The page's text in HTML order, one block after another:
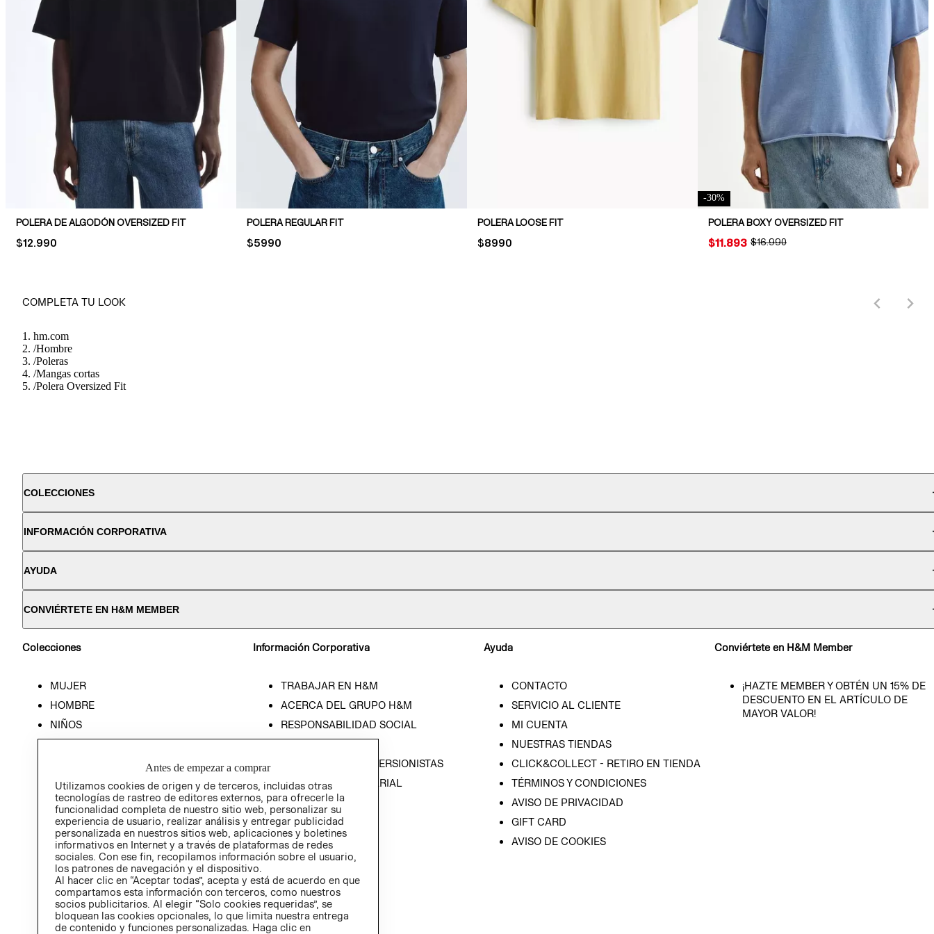
POLERA DE ALGODÓN OVERSIZED FIT
PRICE:
$12.990
POLERA REGULAR FIT
PRICE:
$5990
POLERA LOOSE FIT
PRICE:
$8990
-30%
POLERA BOXY OVERSIZED FIT
ORIGINAL PRICE:
$16.990
PRICE:
$11.893
COMPLETA TU LOOK
hm.com
/Hombre
/Poleras
/Mangas cortas
/Polera Oversized Fit
COLECCIONES
INFORMACIÓN CORPORATIVA
AYUDA
CONVIÉRTETE EN H&M MEMBER
Colecciones
MUJER
HOMBRE
NIÑOS
Información Corporativa
TRABAJAR EN H&M
ACERCA DEL GRUPO H&M
RESPONSABILIDAD SOCIAL
RELACIÓN CON INVERSIONISTAS
POLÍTICA EMPRESARIAL
Ayuda
CONTACTO
SERVICIO AL CLIENTE
MI CUENTA
NUESTRAS TIENDAS
CLICK&COLLECT - RETIRO EN TIENDA
TÉRMINOS Y CONDICIONES
AVISO DE PRIVACIDAD
GIFT CARD
AVISO DE COOKIES
Conviértete en H&M Member
¡HAZTE MEMBER Y OBTÉN UN 15% DE
DESCUENTO EN EL ARTÍCULO DE
MAYOR VALOR!
Antes de empezar a comprar
Utilizamos cookies de origen y de terceros, incluidas otras
tecnologías de rastreo de editores externos, para ofrecerle la
funcionalidad completa de nuestro sitio web, personalizar su
experiencia de usuario, realizar análisis y entregar publicidad
personalizada en nuestros sitios web, aplicaciones y boletines
informativos en Internet y a través de plataformas de redes
sociales. Con ese fin, recopilamos información sobre el usuario,
los patrones de navegación y el dispositivo.
Al hacer clic en “Aceptar todas”, acepta y está de acuerdo en que
compartamos esta información con terceros, como nuestros
socios publicitarios. Al elegir “Solo cookies requeridas”, se
bloquean las cookies opcionales, lo que limita nuestra entrega
de contenido y funciones personalizadas. Haga clic en